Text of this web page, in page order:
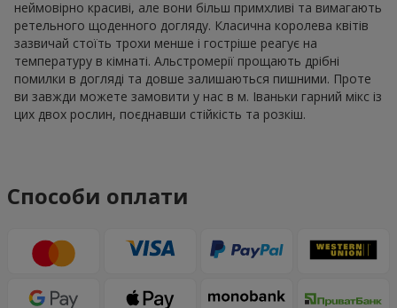
неймовірно красиві, але вони більш примхливі та вимагають
ретельного щоденного догляду. Класична королева квітів
зазвичай стоїть трохи менше і гостріше реагує на
температуру в кімнаті. Альстромерії прощають дрібні
помилки в догляді та довше залишаються пишними. Проте
ви завжди можете замовити у нас в м. Іваньки гарний мікс із
цих двох рослин, поєднавши стійкість та розкіш.
Способи оплати